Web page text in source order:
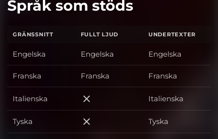
Språk som stöds
GRÄNSSNITT FULLT LJUD UNDERTEXTER
Engelska Engelska Engelska
Franska Franska Franska
Italienska Italienska Italienska
Tyska Tyska Tyska